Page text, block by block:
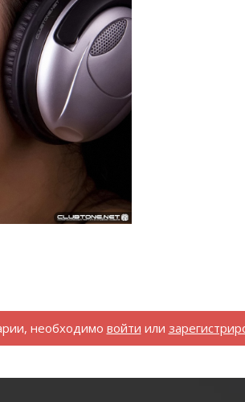
необходимо войти или